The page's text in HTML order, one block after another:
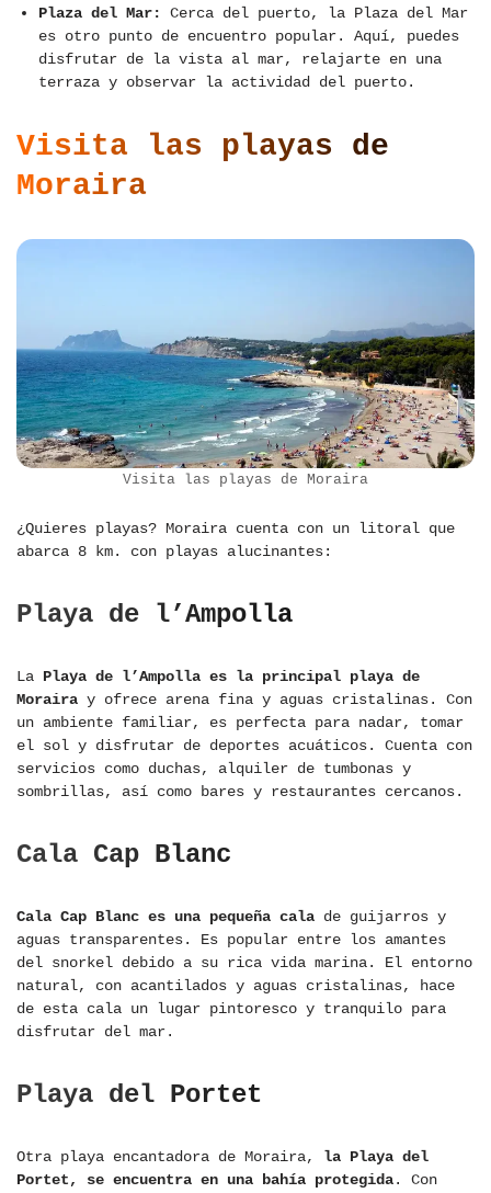
Plaza del Mar:
Cerca del puerto, la Plaza del Mar
es otro punto de encuentro popular. Aquí, puedes
disfrutar de la vista al mar, relajarte en una
terraza y observar la actividad del puerto.
Visita las playas de
Moraira
Visita las playas de Moraira
¿Quieres playas? Moraira cuenta con un litoral que
abarca 8 km. con playas alucinantes:
Playa de l’Ampolla
La Playa de l’Ampolla es la principal playa de
Moraira y ofrece arena fina y aguas cristalinas. Con
un ambiente familiar, es perfecta para nadar, tomar
el sol y disfrutar de deportes acuáticos. Cuenta con
servicios como duchas, alquiler de tumbonas y
sombrillas, así como bares y restaurantes cercanos.
Cala Cap Blanc
Cala Cap Blanc es una pequeña cala de guijarros y
aguas transparentes. Es popular entre los amantes
del snorkel debido a su rica vida marina. El entorno
natural, con acantilados y aguas cristalinas, hace
de esta cala un lugar pintoresco y tranquilo para
disfrutar del mar.
Playa del Portet
Otra playa encantadora de Moraira, la Playa del
Portet, se encuentra en una bahía protegida. Con